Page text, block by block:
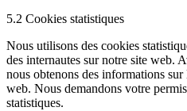
5.2 Cookies statistiques
Nous utilisons des cookies
des internautes sur notre site web.
nous obtenons des informations
web. Nous demandons votre
statistiques.